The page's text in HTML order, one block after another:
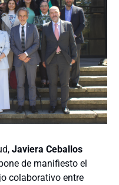
Javiera Ceballos
de manifiesto el
colaborativo entre